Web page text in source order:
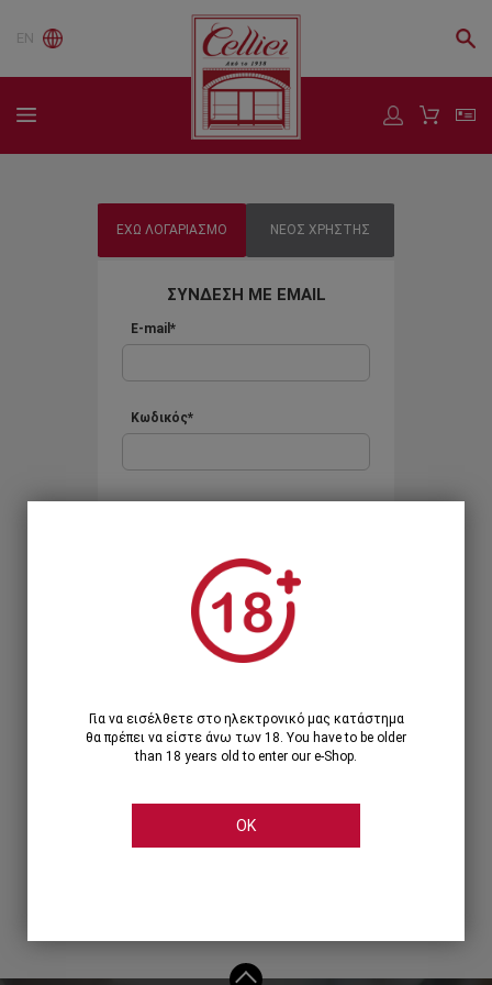
EN
ΕΧΩ ΛΟΓΑΡΙΑΣΜΟ ΝΕΟΣ ΧΡΗΣΤΗΣ
ΣΥΝΔΕΣΗ ΜΕ EMAIL
E-mail*
Κωδικός*
Ξεχάσατε τον κωδικό;
Ή
ΣΥΝΔΕΣΗ ΜΕ ...
Για να εισέλθετε στο ηλεκτρονικό μας κατάστημα
θα πρέπει να είστε άνω των 18. You have to be older
than 18 years old to enter our e-Shop.
OK